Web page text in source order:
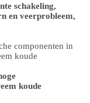
schakeling,
en veerprobleem,
componenten in
koude
koude